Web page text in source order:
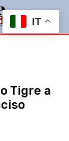
Tigre a
IT